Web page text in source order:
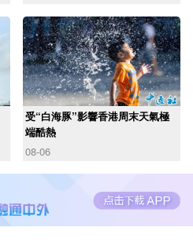
受“白海豚”影響香港周末天氣極
端酷熱
08-06